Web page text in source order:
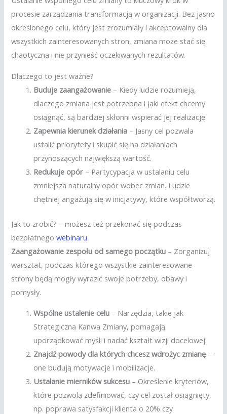
procesie zarządzania transformacją w organizacji. Bez jasno
określonego celu, który jest zrozumiały i akceptowalny dla
wszystkich zainteresowanych stron, zmiana może stać się
chaotyczna i nie przynieść oczekiwanych rezultatów.
Dlaczego to jest ważne?
Buduje zaangażowanie – Kiedy ludzie rozumieją,
dlaczego zmiana jest potrzebna i jaki efekt chcemy
osiągnąć, są bardziej skłonni wspierać jej realizację.
Zapewnia kierunek działania – Jasny cel pozwala
ustalić priorytety i skupić się na działaniach
przynoszących największą wartość.
Redukuje opór – Partycypacja w ustalaniu celu
zmniejsza naturalny opór wobec zmian. Ludzie
chętniej angażują się w inicjatywy, które współtworzą.
Jak to zrobić? – możesz też przekonać się podczas
bezpłatnegowebinaru
Zaangażowanie zespołu od samego początku – Zorganizuj
warsztat, podczas którego wszystkie zainteresowane
strony będą mogły wyrazić swoje potrzeby, obawy i
pomysły.
Wspólne ustalenie celu – Narzędzia, takie jak
Strategiczna Kanwa Zmiany, pomagają
uporządkować myśli i nadać kształt wizji docelowej​.
Znajdź powody dla których chcesz wdrożyc zmianę –
one budują motywacje i mobilizacje.
Ustalanie mierników sukcesu – Określenie kryteriów,
które pozwolą zdefiniować, czy cel został osiągnięty,
np. poprawa satysfakcji klienta o 20% czy